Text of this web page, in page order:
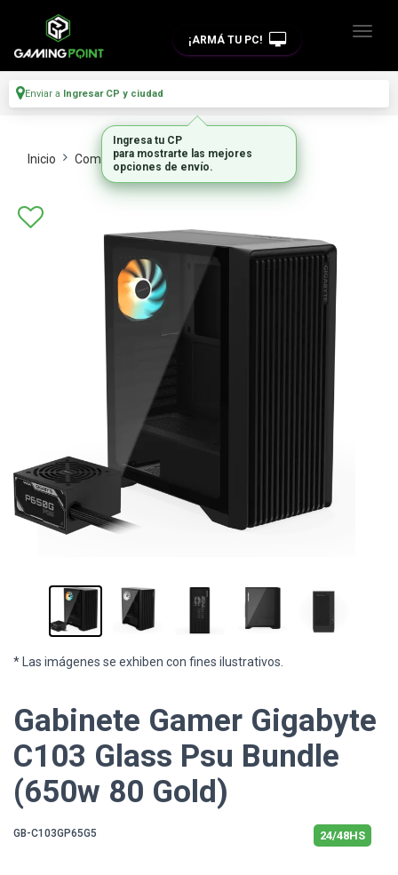
¡ARMÁ TU PC!
Enviar a Ingresar CP y ciudad
Inicio Componentes De Pc Gabinetes
* Las imágenes se exhiben con fines ilustrativos.
Gabinete Gamer Gigabyte
C103 Glass Psu Bundle
(650w 80 Gold)
GB-C103GP65G5 24/48HS
Ingresa tu CP
para mostrarte las mejores
opciones de envío.